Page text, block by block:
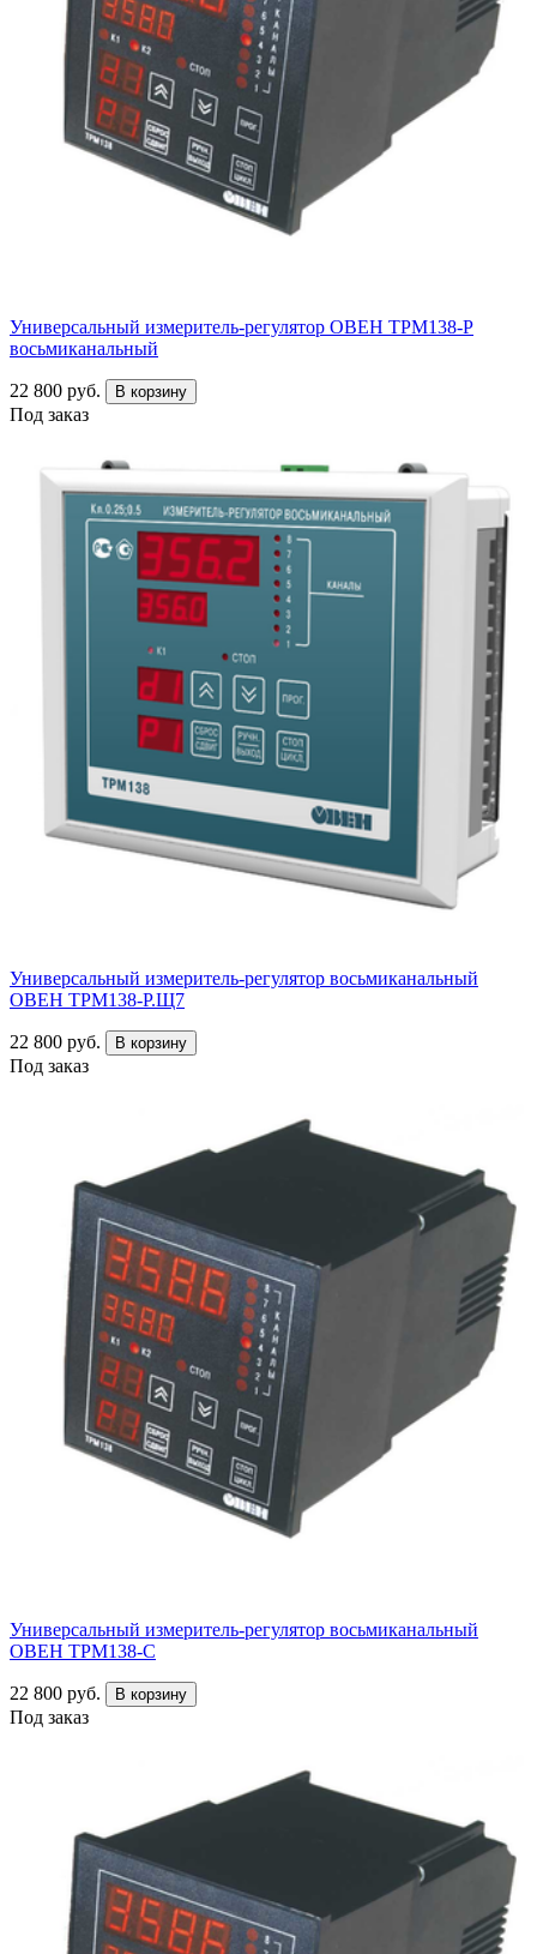
Универсальный измеритель-регулятор ОВЕН ТРМ138-Р
восьмиканальный
22 800 руб. В корзину
Под заказ
Универсальный измеритель-регулятор восьмиканальный
ОВЕН ТРМ138-Р.Щ7
22 800 руб. В корзину
Под заказ
Универсальный измеритель-регулятор восьмиканальный
ОВЕН ТРМ138-С
22 800 руб. В корзину
Под заказ